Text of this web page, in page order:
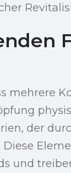
mehrere
der
und